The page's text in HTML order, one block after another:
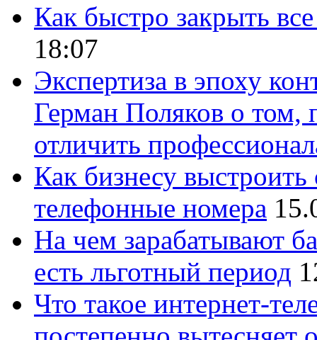
Как быстро закрыть
18:07
Экспертиза в эпоху
Герман Поляков о том,
отличить
Как бизнесу
телефонные номера
На чем зарабатывают
есть льготный период
Что такое интернет-